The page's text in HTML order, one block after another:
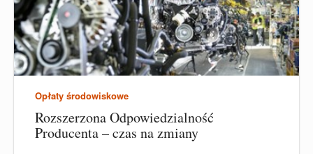
Opłaty środowiskowe
Rozszerzona Odpowiedzialność
Producenta – czas na zmiany